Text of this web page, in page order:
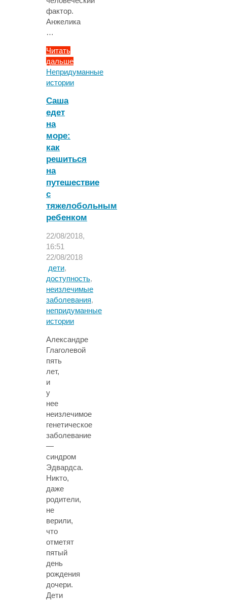
фактор.
Анжелика
…
Читать
дальше
"Отсроченная
«эвтаназия»"
Непридуманные
истории
Саша
едет
на
море:
как
решиться
на
путешествие
с
тяжелобольным
ребенком
22/08/2018,
16:51
22/08/2018
дети,
доступность,
неизлечимые
заболевания,
непридуманные
истории
Александре
Глаголевой
пять
лет,
и
у
нее
неизлечимое
генетическое
заболевание
—
синдром
Эдвардса.
Никто,
даже
родители,
не
верили,
что
отметят
пятый
день
рождения
дочери.
Дети